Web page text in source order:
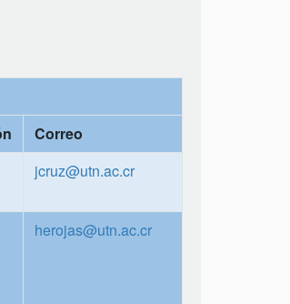
Correo
jcruz@utn.ac.cr
herojas@utn.ac.cr